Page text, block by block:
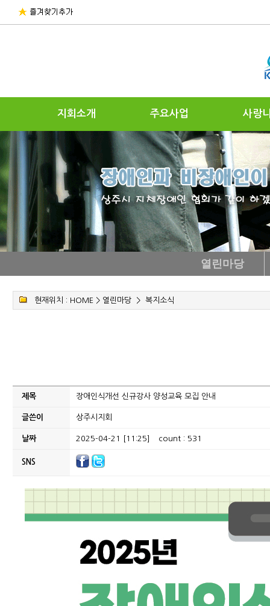
지회소개 주요사업 사랑
열린마당
현재위치 : HOME > 열린마당 > 복지소식
제목 장애인식개선 신규강사 양성교육 모집 안내
글쓴이 상주시지회
날짜 2025-04-21 [11:25] count : 531
SNS